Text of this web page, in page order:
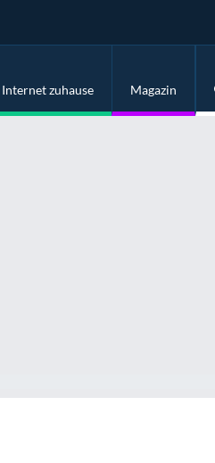
Internet zuhause Magazin